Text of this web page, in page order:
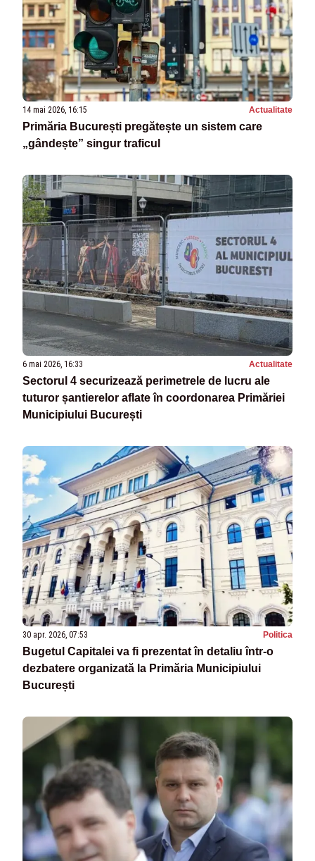
14 mai 2026, 16:15 Actualitate
Primăria București pregătește un sistem care
„gândește” singur traficul
6 mai 2026, 16:33 Actualitate
Sectorul 4 securizează perimetrele de lucru ale
tuturor șantierelor aflate în coordonarea Primăriei
Municipiului București
30 apr. 2026, 07:53 Politica
Bugetul Capitalei va fi prezentat în detaliu într-o
dezbatere organizată la Primăria Municipiului
București